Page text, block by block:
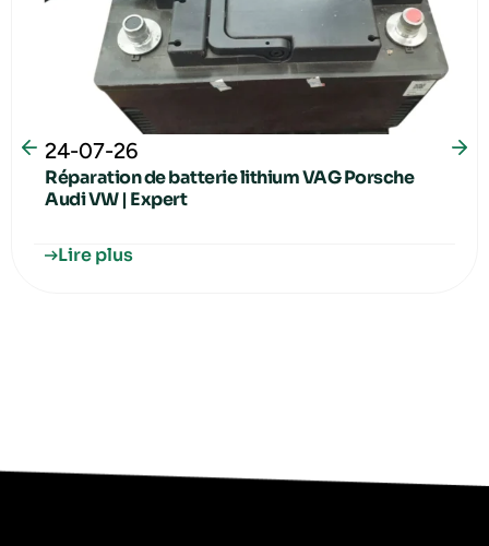
24-07-26
Réparation de batterie lithium VAG Porsche
Audi VW | Expert
Lire plus